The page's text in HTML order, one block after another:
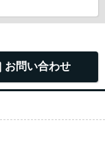
お問い合わせ